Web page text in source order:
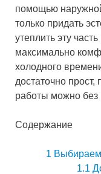
помощью
только придать
утеплить эту
максимально
холодного
достаточно
работы можно без
Содержание
1
1.1